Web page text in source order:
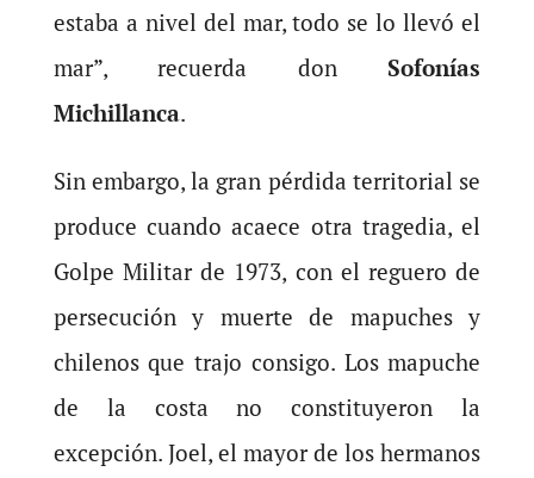
estaba a nivel del mar, todo se lo llevó el
mar”, recuerda donSofonías
Michillanca.
Sin embargo, la gran pérdida territorial se
produce cuando acaece otra tragedia, el
Golpe Militar de 1973, con el reguero de
persecución y muerte de mapuches y
chilenos que trajo consigo. Los mapuche
de la costa no constituyeron la
excepción. Joel, el mayor de los hermanos